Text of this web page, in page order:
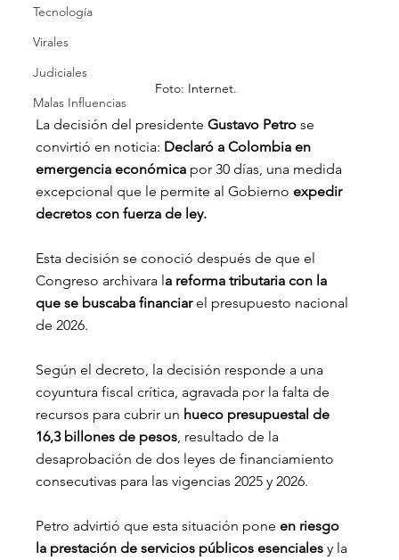
Tecnología
Virales
Judiciales
Malas Influencias
Foto: Internet.
La decisión del presidente Gustavo Petro se
convirtió en noticia: Declaró a Colombia en
emergencia económica por 30 días, una medida
excepcional que le permite al Gobierno expedir
decretos con fuerza de ley.
Esta decisión se conoció después de que el
Congreso archivara la reforma tributaria con la
que se buscaba financiar el presupuesto nacional
de 2026.
Según el decreto, la decisión responde a una
coyuntura fiscal crítica, agravada por la falta de
recursos para cubrir un hueco presupuestal de
16,3 billones de pesos , resultado de la
desaprobación de dos leyes de financiamiento
consecutivas para las vigencias 2025 y 2026.
Petro advirtió que esta situación pone en riesgo
la prestación de servicios públicos esenciales y la